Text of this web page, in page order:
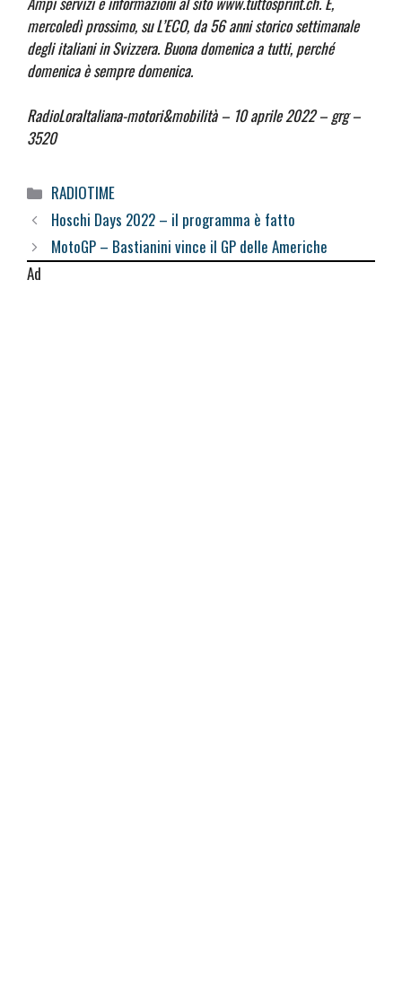
mercoledì prossimo, su L’ECO, da 56 anni storico settimanale
degli italiani in Svizzera. Buona domenica a tutti, perché
domenica è sempre domenica.
RadioLoraItaliana-motori&mobilità – 10 aprile 2022 – grg –
3520
Categorie
RADIOTIME
Hoschi Days 2022 – il programma è fatto
MotoGP – Bastianini vince il GP delle Americhe
Ad